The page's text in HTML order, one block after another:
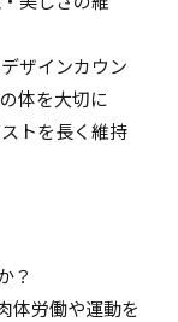
ザインカウン
体を大切に
トを長く維持
？
体労働や運動を